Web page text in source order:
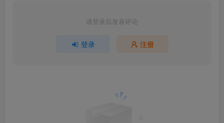
请登录后发表评论
登录 注册